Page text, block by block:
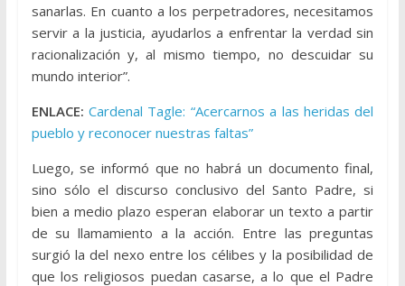
sanarlas. En cuanto a los perpetradores, necesitamos
servir a la justicia, ayudarlos a enfrentar la verdad sin
racionalización y, al mismo tiempo, no descuidar su
mundo interior”.
ENLACE: Cardenal Tagle: “Acercarnos a las heridas del
pueblo y reconocer nuestras faltas”
Luego, se informó que no habrá un documento final,
sino sólo el discurso conclusivo del Santo Padre, si
bien a medio plazo esperan elaborar un texto a partir
de su llamamiento a la acción. Entre las preguntas
surgió la del nexo entre los célibes y la posibilidad de
que los religiosos puedan casarse, a lo que el Padre